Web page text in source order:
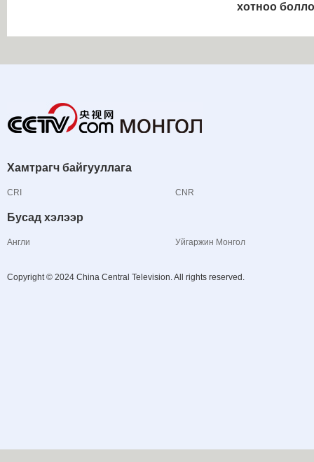
хотноо
Хамтрагч байгууллага
CRI CNR
Бусад хэлээр
Англи Уйгаржин Монгол
Copyright © 2024 China Central Television. All rights reserved.